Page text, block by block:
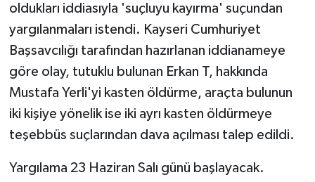
oldukları iddiasıyla 'suçluyu kayırma' suçundan
yargılanmaları istendi. Kayseri Cumhuriyet
Başsavcılığı tarafından hazırlanan iddianameye
göre olay, tutuklu bulunan Erkan T, hakkında
Mustafa Yerli'yi kasten öldürme, araçta bulunun
iki kişiye yönelik ise iki ayrı kasten öldürmeye
teşebbüs suçlarından dava açılması talep edildi.
Yargılama 23 Haziran Salı günü başlayacak.